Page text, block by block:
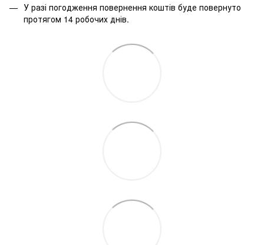
У разі погодження повернення коштів буде повернуто
протягом 14 робочих днів.